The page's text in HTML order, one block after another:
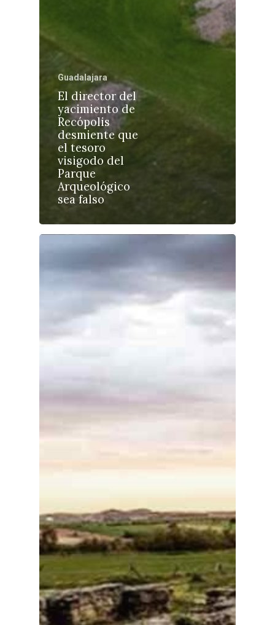
Guadalajara
El director del
yacimiento de
Recópolis
desmiente que
el tesoro
visigodo del
Parque
Arqueológico
sea falso
Castilla-La
Albacete
Cuenca
Guadalajara
Cultura
Deportes
Sucesos
Medio Ambiente
Política